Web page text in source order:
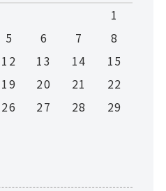
1
5 6 7
8
12 13 14
15
19 20 21
22
26 27 28
29